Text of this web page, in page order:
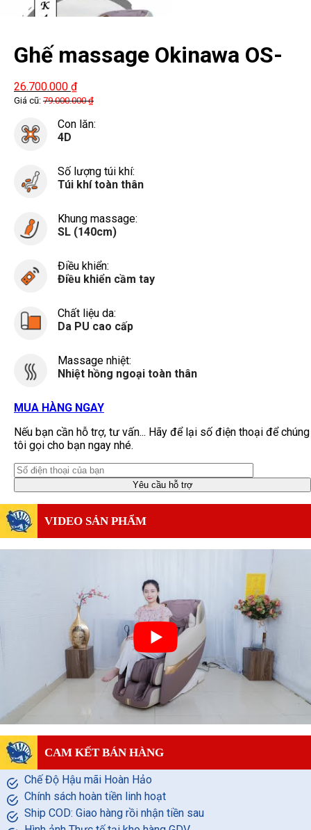
Ghế massage Okinawa OS-
455
26.700.000 ₫
Giá cũ: 79.000.000₫
Con lăn:
4D
Số lượng túi khí:
Túi khí toàn thân
Khung massage:
SL (140cm)
Điều khiển:
Điều khiển cầm tay
Chất liệu da:
Da PU cao cấp
Massage nhiệt:
Nhiệt hồng ngoại toàn thân
MUA HÀNG NGAY
Nếu bạn cần hỗ trợ, tư vấn... Hãy để lại số điện thoại để chúng
tôi gọi cho bạn ngay nhé.
VIDEO SẢN PHẨM
CAM KẾT BÁN HÀNG
Chế Độ Hậu mãi Hoàn Hảo
Chính sách hoàn tiền linh hoạt
Ship COD: Giao hàng rồi nhận tiền sau